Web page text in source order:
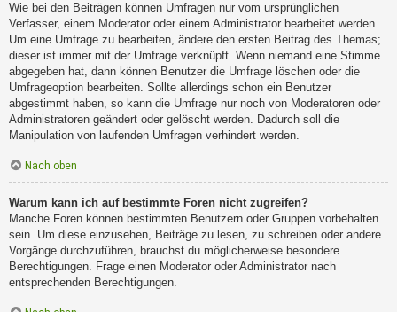
Wie bei den Beiträgen können Umfragen nur vom ursprünglichen
Verfasser, einem Moderator oder einem Administrator bearbeitet werden.
Um eine Umfrage zu bearbeiten, ändere den ersten Beitrag des Themas;
dieser ist immer mit der Umfrage verknüpft. Wenn niemand eine Stimme
abgegeben hat, dann können Benutzer die Umfrage löschen oder die
Umfrageoption bearbeiten. Sollte allerdings schon ein Benutzer
abgestimmt haben, so kann die Umfrage nur noch von Moderatoren oder
Administratoren geändert oder gelöscht werden. Dadurch soll die
Manipulation von laufenden Umfragen verhindert werden.
Nach oben
Warum kann ich auf bestimmte Foren nicht zugreifen?
Manche Foren können bestimmten Benutzern oder Gruppen vorbehalten
sein. Um diese einzusehen, Beiträge zu lesen, zu schreiben oder andere
Vorgänge durchzuführen, brauchst du möglicherweise besondere
Berechtigungen. Frage einen Moderator oder Administrator nach
entsprechenden Berechtigungen.